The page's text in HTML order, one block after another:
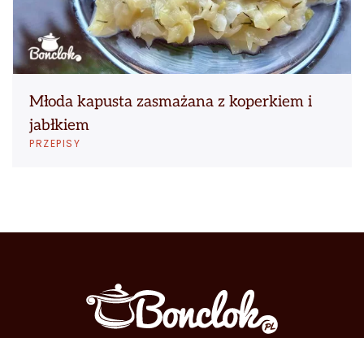
Młoda kapusta zasmażana z koperkiem i
jabłkiem
PRZEPISY